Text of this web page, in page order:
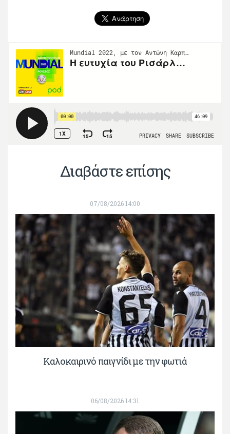
Διαβάστε επίσης
07/08/2026 14:00
Καλοκαιρινό παιγνίδι με την φωτιά
06/08/2026 14:31